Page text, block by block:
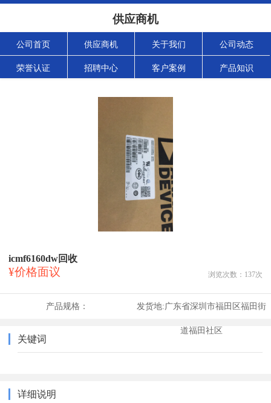
供应商机
公司首页 供应商机 关于我们 公司动态
荣誉认证 招聘中心 客户案例 产品知识
icmf6160dw回收
¥价格面议 浏览次数： 137次
产品规格： 发货地:广东省深圳市福田区福田街
道福田社区
关键词
详细说明